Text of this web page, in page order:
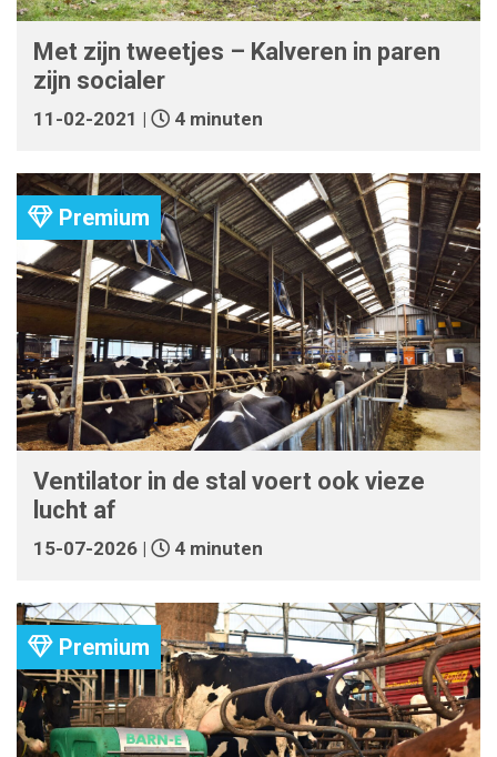
Met zijn tweetjes – Kalveren in paren
zijn socialer
11-02-2021 | 4 minuten
Premium
Ventilator in de stal voert ook vieze
lucht af
15-07-2026 | 4 minuten
Premium